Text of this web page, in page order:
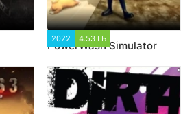
2022 4.53 ГБ
PowerWash Simulator